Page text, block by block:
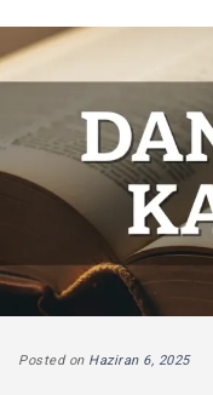
Posted on Haziran 6, 2025